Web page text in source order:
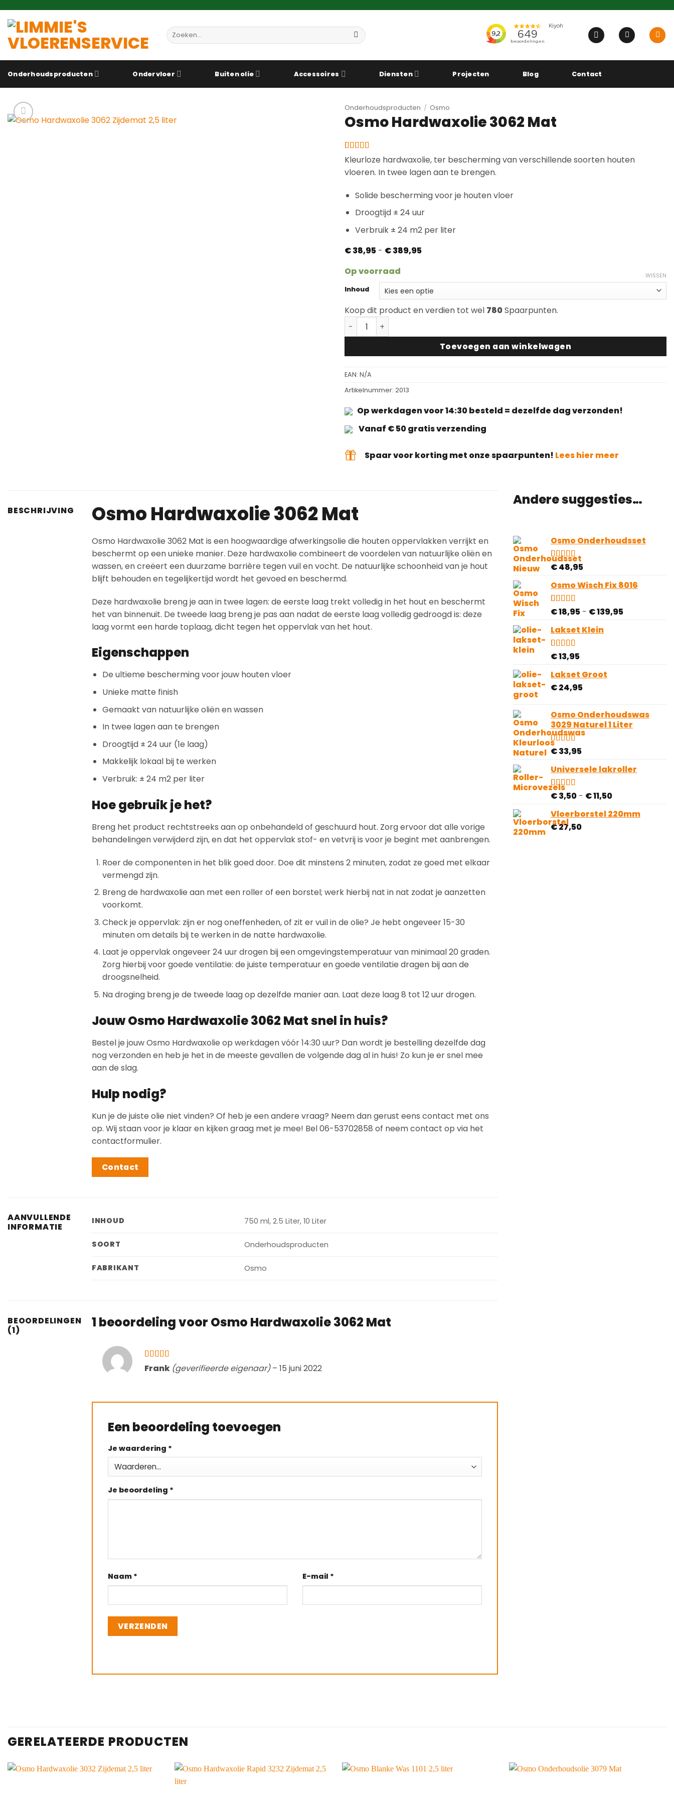
naar
inhoud
Zoeken
naar:
Onderhoudsproducten Ondervloer Buiten olie Accessoires Diensten Projecten Blog Contact
Onderhoudsproducten / Osmo
Osmo Hardwaxolie 3062 Mat
Gewaardeerd
4op 5
gebaseerd
1
Kleurloze hardwaxolie, ter bescherming van verschillende soorten houten
vloeren. In twee lagen aan te brengen.
Solide bescherming voor je houten vloer
Droogtijd ± 24 uur
Verbruik ± 24 m2 per liter
€38,95 - €389,95Prijsklasse:
Op voorraad
Inhoud
WISSEN
Koop dit product en verdien tot wel 780Spaarpunten.
Osmo Hardwaxolie 3062 Mat aantal
Toevoegen aan winkelwagen
EAN: N/A
Artikelnummer: 2013
Op werkdagen voor 14:30 besteld = dezelfde dag verzonden!
Vanaf € 50 gratis verzending
Spaar voor korting met onze spaarpunten! Lees hier meer
BESCHRIJVING Osmo Hardwaxolie 3062 Mat
Osmo Hardwaxolie 3062 Mat is een hoogwaardige afwerkingsolie die houten oppervlakken verrijkt en
beschermt op een unieke manier. Deze hardwaxolie combineert de voordelen van natuurlijke oliën en
wassen, en creëert een duurzame barrière tegen vuil en vocht. De natuurlijke schoonheid van je hout
blijft behouden en tegelijkertijd wordt het gevoed en beschermd.
Deze hardwaxolie breng je aan in twee lagen: de eerste laag trekt volledig in het hout en beschermt
het van binnenuit. De tweede laag breng je pas aan nadat de eerste laag volledig gedroogd is: deze
laag vormt een harde toplaag, dicht tegen het oppervlak van het hout.
Eigenschappen
De ultieme bescherming voor jouw houten vloer
Unieke matte finish
Gemaakt van natuurlijke oliën en wassen
In twee lagen aan te brengen
Droogtijd ± 24 uur (1e laag)
Makkelijk lokaal bij te werken
Verbruik: ± 24 m2 per liter
Hoe gebruik je het?
Breng het product rechtstreeks aan op onbehandeld of geschuurd hout. Zorg ervoor dat alle vorige
behandelingen verwijderd zijn, en dat het oppervlak stof- en vetvrij is voor je begint met aanbrengen.
Roer de componenten in het blik goed door. Doe dit minstens 2 minuten, zodat ze goed met elkaar
vermengd zijn.
Breng de hardwaxolie aan met een roller of een borstel; werk hierbij nat in nat zodat je aanzetten
voorkomt.
Check je oppervlak: zijn er nog oneffenheden, of zit er vuil in de olie? Je hebt ongeveer 15-30
minuten om details bij te werken in de natte hardwaxolie.
Laat je oppervlak ongeveer 24 uur drogen bij een omgevingstemperatuur van minimaal 20 graden.
Zorg hierbij voor goede ventilatie: de juiste temperatuur en goede ventilatie dragen bij aan de
droogsnelheid.
Na droging breng je de tweede laag op dezelfde manier aan. Laat deze laag 8 tot 12 uur drogen.
Jouw Osmo Hardwaxolie 3062 Mat snel in huis?
Bestel je jouw Osmo Hardwaxolie op werkdagen vóór 14:30 uur? Dan wordt je bestelling dezelfde dag
nog verzonden en heb je het in de meeste gevallen de volgende dag al in huis! Zo kun je er snel mee
aan de slag.
Hulp nodig?
Kun je de juiste olie niet vinden? Of heb je een andere vraag? Neem dan gerust eens contact met ons
op. Wij staan voor je klaar en kijken graag met je mee! Bel 06-53702858 of neem contact op via het
contactformulier.
Contact
AANVULLENDE
INFORMATIE
INHOUD 750 ml, 2.5 Liter, 10 Liter
SOORT Onderhoudsproducten
FABRIKANT Osmo
BEOORDELINGEN
(1)
1 beoordeling voor Osmo Hardwaxolie 3062 Mat
Gewaardeerd
4 uit 5
Frank (geverifieerde eigenaar) – 15 juni 2022
Een beoordeling toevoegen
Je waardering *
Je beoordeling *
Naam * E-mail *
Andere suggesties…
Osmo Onderhoudsset
Gewaardeerd
op 5
gebaseerd
op
1
klantbeoordeling
€48,95
Osmo Wisch Fix 8016
Gewaardeerd
op 5
gebaseerd
op
6
klantbeoordelingen
€18,95 - €139,95Prijsklasse:
Lakset Klein
Gewaardeerd
op 5
gebaseerd
op
1
klantbeoordeling
€13,95
Lakset Groot
€24,95
Osmo Onderhoudswas
3029 Naturel 1 Liter
Gewaardeerd
op 5
gebaseerd
op
8
klantbeoordelingen
€33,95
Universele lakroller
Gewaardeerd
4.75op 5
gebaseerd
op
4
klantbeoordelingen
€3,50 - €11,50Prijsklasse:
tot
Vloerborstel 220mm
€27,50
GERELATEERDE PRODUCTEN